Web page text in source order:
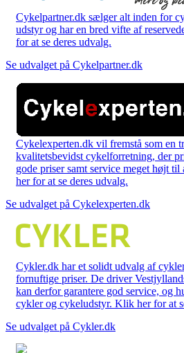
Cykelpartner.dk sælger alt inden for
udstyr og har en bred vifte af
for at se deres udvalg.
Se udvalget på Cykelpartner.dk
Cykelexperten.dk vil fremstå som en
kvalitetsbevidst cykelforretning, der
gode priser samt service meget højt
her for at se deres udvalg.
Se udvalget på Cykelexperten.dk
Cykler.dk har et solidt udvalg af
fornuftige priser. De driver
kan derfor garantere god service, og
cykler og cykeludstyr. Klik her for at
Se udvalget på Cykler.dk